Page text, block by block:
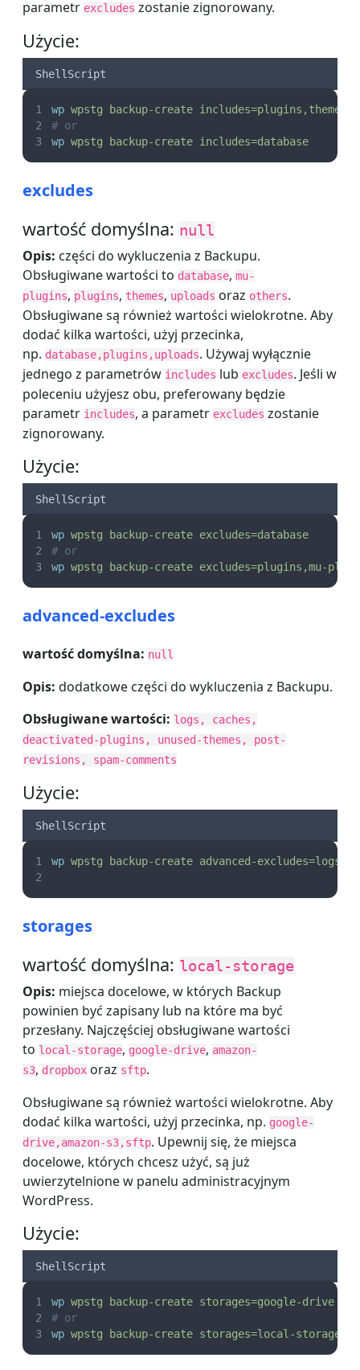
parametr excludes zostanie zignorowany.
Użycie:
ShellScript
wp wpstg backup-create includes=plugins,themes
# or
wp wpstg backup-create includes=database
excludes
wartość domyślna: null
Opis: części do wykluczenia z Backupu.
Obsługiwane wartości to database, mu-
plugins, plugins, themes, uploads oraz others.
Obsługiwane są również wartości wielokrotne. Aby
dodać kilka wartości, użyj przecinka,
np. database,plugins,uploads. Używaj wyłącznie
jednego z parametrów includes lub excludes. Jeśli w
poleceniu użyjesz obu, preferowany będzie
parametr includes, a parametr excludes zostanie
zignorowany.
Użycie:
ShellScript
wp wpstg backup-create excludes=database
# or
wp wpstg backup-create excludes=plugins,mu-
advanced-excludes
wartość domyślna: null
Opis: dodatkowe części do wykluczenia z Backupu.
Obsługiwane wartości: logs, caches,
deactivated-plugins, unused-themes, post-
revisions, spam-comments
Użycie:
ShellScript
wp wpstg backup-create advanced-
storages
wartość domyślna: local-storage
Opis: miejsca docelowe, w których Backup
powinien być zapisany lub na które ma być
przesłany. Najczęściej obsługiwane wartości
to local-storage, google-drive, amazon-
s3, dropbox oraz sftp.
Obsługiwane są również wartości wielokrotne. Aby
dodać kilka wartości, użyj przecinka, np. google-
drive,amazon-s3,sftp. Upewnij się, że miejsca
docelowe, których chcesz użyć, są już
uwierzytelnione w panelu administracyjnym
WordPress.
Użycie:
ShellScript
wp wpstg backup-create storages=google-drive
# or
wp wpstg backup-create storages=local-